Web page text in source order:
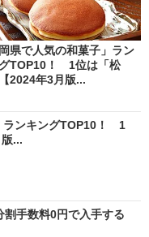
岡県で人気の和菓子」ラン
TOP10！ 1位は「松
2024年3月版...
ランキングTOP10！ 1
...
手数料0円で入手する